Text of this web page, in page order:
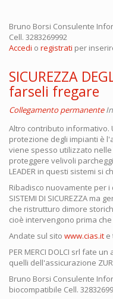
Bruno Borsi Consulente
Cell. 3283269992
Accedi o registrati per
SICUREZZA
farseli fregare
Collegamento permanente
Altro contributo informativo.
protezione degli impianti è
viene spesso utilizzato
proteggere velivoli
LEADER in questi sistemi si
Ribadisco nuovamente per i
SISTEMI DI SICUREZZA ma
che ristrutturo dimore
cioè intervengono prima
Andate sul sito www.cias.it e
PER MERCI DOLCI srl fate
quelli dell'assicurazione
Bruno Borsi Consulente
biocompatibile Cell.